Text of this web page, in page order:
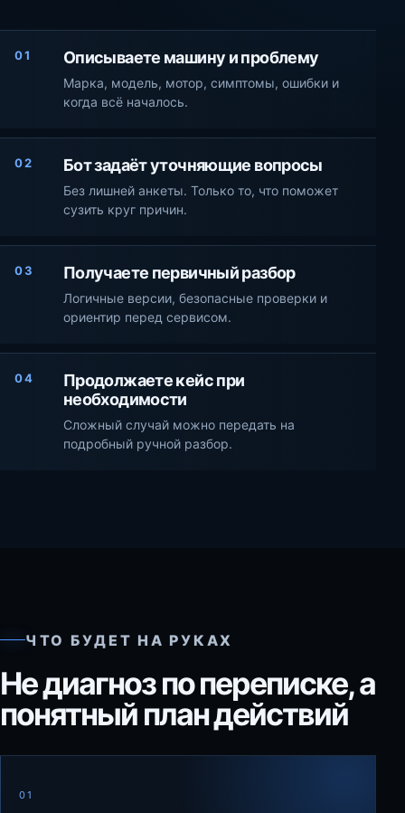
01 Описываете машину и проблему
Марка, модель, мотор, симптомы, ошибки и
когда всё началось.
02 Бот задаёт уточняющие вопросы
Без лишней анкеты. Только то, что поможет
сузить круг причин.
03 Получаете первичный разбор
Логичные версии, безопасные проверки и
ориентир перед сервисом.
04
Продолжаете кейс при
необходимости
Сложный случай можно передать на
подробный ручной разбор.
ЧТО БУДЕТ НА РУКАХ
Не диагноз по переписке, а
понятный план действий
01